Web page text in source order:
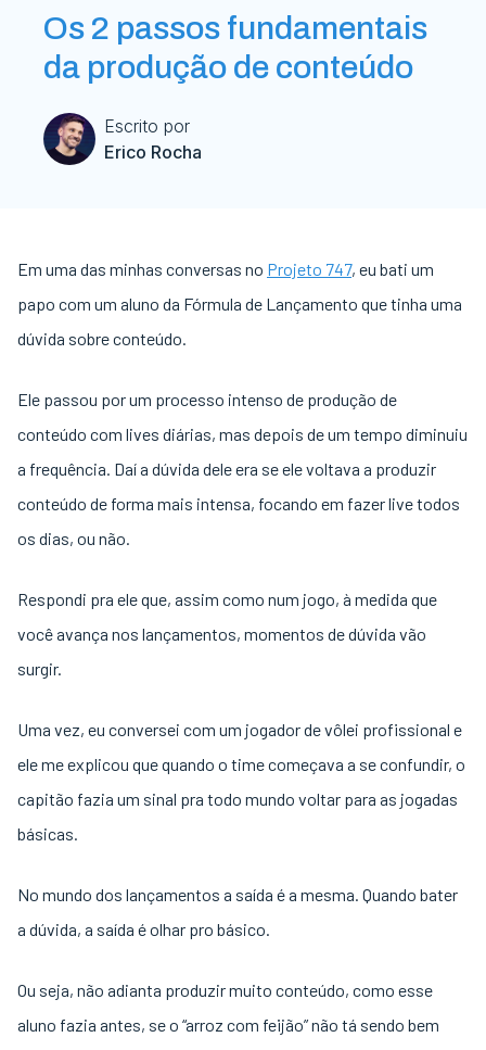
Os 2 passos fundamentais
da produção de conteúdo
Escrito por
Erico Rocha
Em uma das minhas conversas no Projeto 747, eu bati um
papo com um aluno da Fórmula de Lançamento que tinha uma
dúvida sobre conteúdo.
Ele passou por um processo intenso de produção de
conteúdo com lives diárias, mas depois de um tempo diminuiu
a frequência. Daí a dúvida dele era se ele voltava a produzir
conteúdo de forma mais intensa, focando em fazer live todos
os dias, ou não.
Respondi pra ele que, assim como num jogo, à medida que
você avança nos lançamentos, momentos de dúvida vão
surgir.
Uma vez, eu conversei com um jogador de vôlei profissional e
ele me explicou que quando o time começava a se confundir, o
capitão fazia um sinal pra todo mundo voltar para as jogadas
básicas.
No mundo dos lançamentos a saída é a mesma. Quando bater
a dúvida, a saída é olhar pro básico.
Ou seja, não adianta produzir muito conteúdo, como esse
aluno fazia antes, se o “arroz com feijão” não tá sendo bem